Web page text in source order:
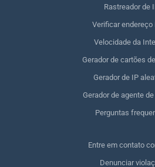
Rastreador de
Verificar endereço
Velocidade da
Gerador de cartões
Gerador de IP
Gerador de agente
Perguntas
Entre em contato
Denunciar